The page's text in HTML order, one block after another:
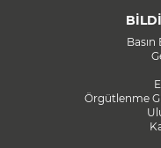
Örgütlenme